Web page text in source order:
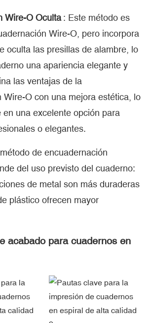
Wire-O Oculta : Este método es
Wire-O, pero incorpora
oculta las presillas de alambre, lo
una apariencia elegante y
las ventajas de la
Wire-O con una mejora estética, lo
en una excelente opción para
o elegantes.
de encuadernación
del uso previsto del cuaderno:
de metal son más duraderas
plástico ofrecen mayor
acabado para cuadernos en